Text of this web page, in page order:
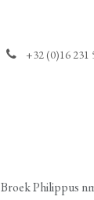
+32 (0)16 231
Broek Philippus